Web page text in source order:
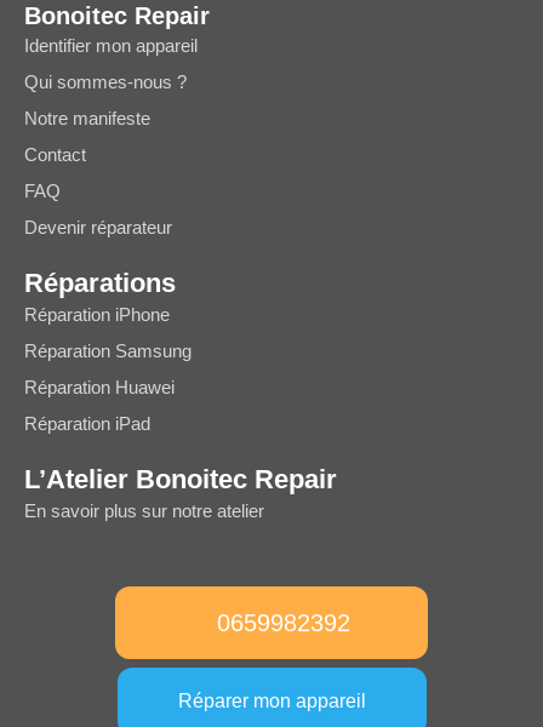
Bonoitec Repair
Identifier mon appareil
Qui sommes-nous ?
Notre manifeste
Contact
FAQ
Devenir réparateur
Réparations
Réparation iPhone
Réparation Samsung
Réparation Huawei
Réparation iPad
L’Atelier Bonoitec Repair
En savoir plus sur notre atelier
0659982392
Réparer mon appareil